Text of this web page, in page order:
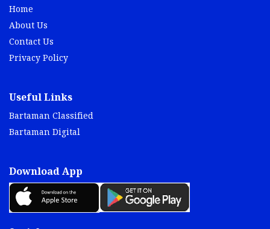
Home
About Us
Contact Us
Privacy Policy
Useful Links
Bartaman Classified
Bartaman Digital
Download App